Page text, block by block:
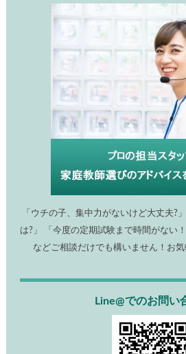
「ウチの子、集中力がないけど大丈夫?
は?」 「今度の定期試験まで時間がない
などご相談だけでも構いません！お気
Line@でのお問い